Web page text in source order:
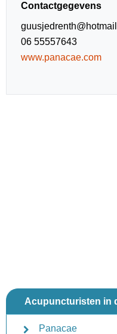
Acupuncturisten in
Panacae
Contactgegevens
06 55557643
www.panacae.com